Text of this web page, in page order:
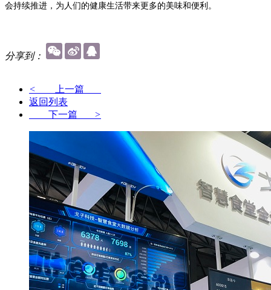
会持续推进，为人们的健康生活带来更多的美味和便利。
分享到：
< 上一篇
返回列表
下一篇 >